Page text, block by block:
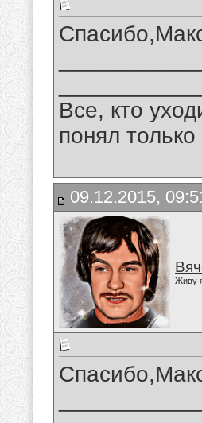
Все, кто
понял
09.12.2015,
Живу